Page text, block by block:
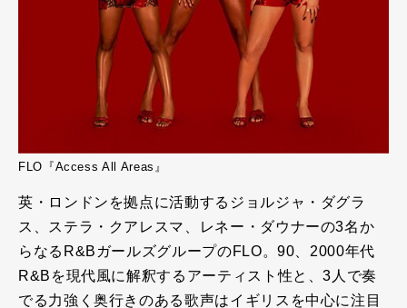
FLO『Access All Areas』
英・ロンドンを拠点に活動するジョルジャ・ダグラ
ス、ステラ・クアレスマ、レネー・ダウナーの3名か
らなるR&BガールズグループのFLO。90、2000年代
R&Bを現代風に解釈するアーティスト性と、3人で奏
でる力強く奥行きのある歌声はイギリスを中心に注目